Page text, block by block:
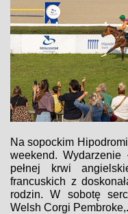
Na sopockim
weekend. Wydarzenie
pełnej krwi
francuskich z
rodzin. W sobotę
Welsh Corgi